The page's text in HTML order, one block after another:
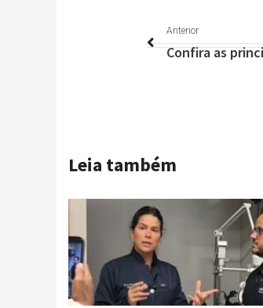
Anterior
Anterior
Leia também